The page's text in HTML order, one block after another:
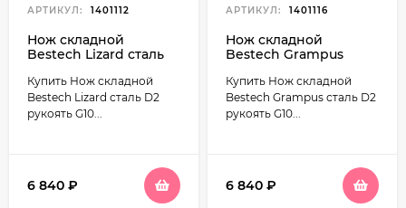
АРТИКУЛ: 1401112
Нож складной
Bestech Lizard сталь
оранжевый
Купить Нож складной
Bestech Lizard сталь D2
рукоять G10...
6 840 ₽
АРТИКУЛ: 1401116
Нож складной
Bestech Grampus
чёрная
Купить Нож складной
Bestech Grampus сталь D2
рукоять G10...
6 840 ₽